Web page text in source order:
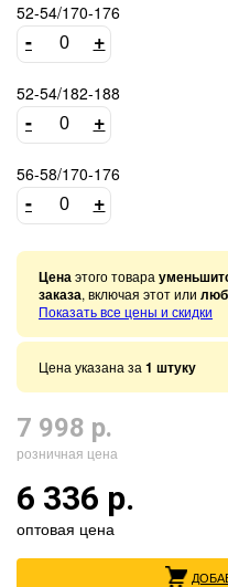
52-54/170-176
- +
52-54/182-188
- +
56-58/170-176
- +
Ценаэтого товара
заказа, включая этот или
Показать все цены и скидки
Цена указана за 1 штуку
7 998 р.
розничная цена
6 336 р.
оптовая цена